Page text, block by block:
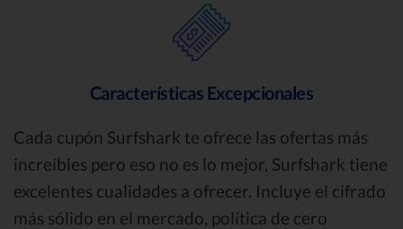
Características Excepcionales
Cada cupón Surfshark te ofrece las ofertas más
increíbles pero eso no es lo mejor, Surfshark tiene
excelentes cualidades a ofrecer. Incluye el cifrado
más sólido en el mercado, política de cero